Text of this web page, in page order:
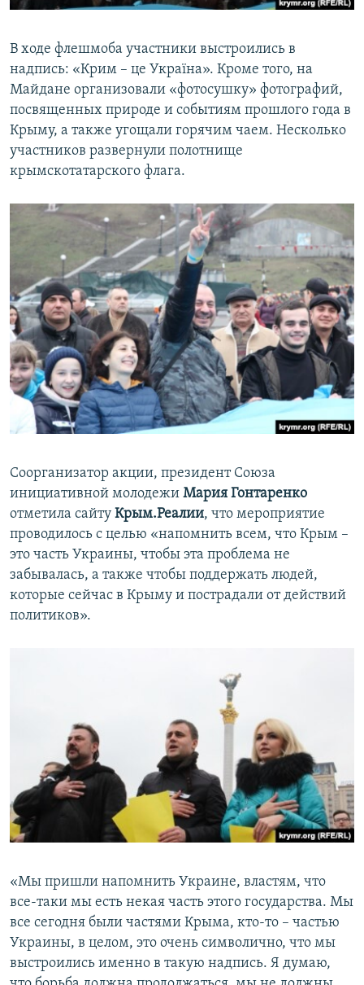
В ходе флешмоба участники выстроились в
надпись: «Крим – це Україна». Кроме того, на
Майдане организовали «фотосушку» фотографий,
посвященных природе и событиям прошлого года в
Крыму, а также угощали горячим чаем. Несколько
участников развернули полотнище
крымскотатарского флага.
Соорганизатор акции, президент Союза
инициативной молодежи Мария Гонтаренко
отметила сайту Крым.Реалии, что мероприятие
проводилось с целью «напомнить всем, что Крым –
это часть Украины, чтобы эта проблема не
забывалась, а также чтобы поддержать людей,
которые сейчас в Крыму и пострадали от действий
политиков».
«Мы пришли напомнить Украине, властям, что
все-таки мы есть некая часть этого государства. Мы
все сегодня были частями Крыма, кто-то – частью
Украины, в целом, это очень символично, что мы
выстроились именно в такую надпись. Я думаю,